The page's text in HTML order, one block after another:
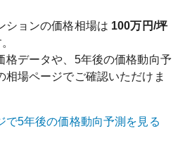
ションの価格相場は 100万円/坪
格データや、5年後の価格動向予
相場ページでご確認いただけま
で5年後の価格動向予測を見る